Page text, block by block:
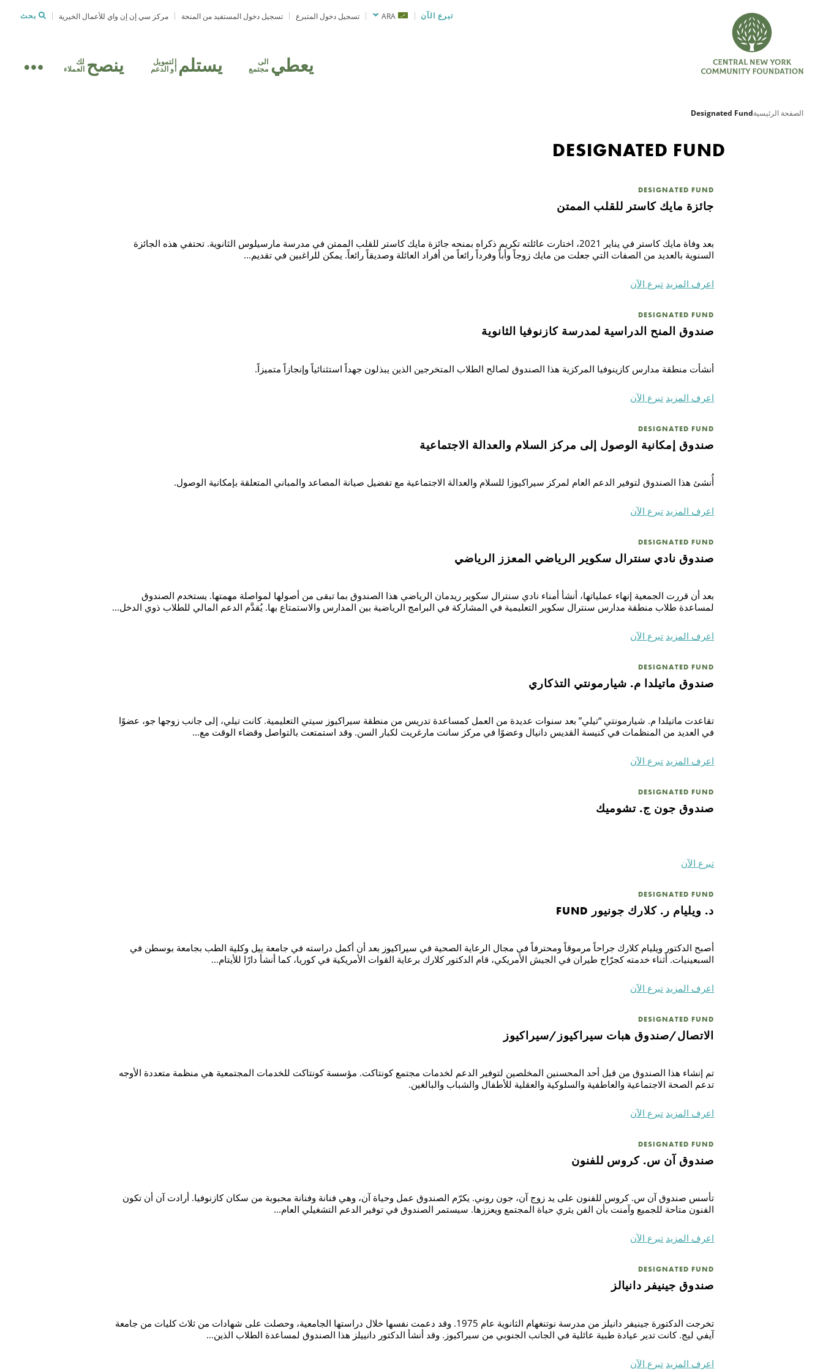
تبرع الآن ARA تسجيل دخول المتبرع تسجيل دخول المستفيد من المنحة مركز سي إن إن واي للأعمال الخيرية بحث
يعطي الى
مجتمع يستلم التمويل
أو الدعم ينصح لك
العملاء
الصفحة الرئيسيةDesignated Fund
DESIGNATED FUND
DESIGNATED FUND
جائزة مايك كاستر للقلب الممتن
بعد وفاة مايك كاستر في يناير 2021، اختارت عائلته تكريم ذكراه بمنحه جائزة مايك كاستر للقلب الممتن في مدرسة مارسيلوس الثانوية. تحتفي هذه الجائزة
السنوية بالعديد من الصفات التي جعلت من مايك زوجاً وأباً وفرداً رائعاً من أفراد العائلة وصديقاً رائعاً. يمكن للراغبين في تقديم...
اعرف المزيد تبرع الآن
DESIGNATED FUND
صندوق المنح الدراسية لمدرسة كازنوفيا الثانوية
أنشأت منطقة مدارس كازينوفيا المركزية هذا الصندوق لصالح الطلاب المتخرجين الذين يبذلون جهداً استثنائياً وإنجازاً متميزاً.
اعرف المزيد تبرع الآن
DESIGNATED FUND
صندوق إمكانية الوصول إلى مركز السلام والعدالة الاجتماعية
أُنشئ هذا الصندوق لتوفير الدعم العام لمركز سيراكيوزا للسلام والعدالة الاجتماعية مع تفضيل صيانة المصاعد والمباني المتعلقة بإمكانية الوصول.
اعرف المزيد تبرع الآن
DESIGNATED FUND
صندوق نادي سنترال سكوير الرياضي المعزز الرياضي
بعد أن قررت الجمعية إنهاء عملياتها، أنشأ أمناء نادي سنترال سكوير ريدمان الرياضي هذا الصندوق بما تبقى من أصولها لمواصلة مهمتها. يستخدم الصندوق
لمساعدة طلاب منطقة مدارس سنترال سكوير التعليمية في المشاركة في البرامج الرياضية بين المدارس والاستمتاع بها. يُقدَّم الدعم المالي للطلاب ذوي الدخل...
اعرف المزيد تبرع الآن
DESIGNATED FUND
صندوق ماتيلدا م. شيارمونتي التذكاري
تقاعدت ماتيلدا م. شيارمونتي “تيلي” بعد سنوات عديدة من العمل كمساعدة تدريس من منطقة سيراكيوز سيتي التعليمية. كانت تيلي، إلى جانب زوجها جو، عضوًا
في العديد من المنظمات في كنيسة القديس دانيال وعضوًا في مركز سانت مارغريت لكبار السن. وقد استمتعت بالتواصل وقضاء الوقت مع...
اعرف المزيد تبرع الآن
DESIGNATED FUND
صندوق جون ج. تشوميك
تبرع الآن
DESIGNATED FUND
د. ويليام ر. كلارك جونيور FUND
أصبح الدكتور ويليام كلارك جراحاً مرموقاً ومحترفاً في مجال الرعاية الصحية في سيراكيوز بعد أن أكمل دراسته في جامعة ييل وكلية الطب بجامعة بوسطن في
السبعينيات. أثناء خدمته كجرّاح طيران في الجيش الأمريكي، قام الدكتور كلارك برعاية القوات الأمريكية في كوريا، كما أنشأ دارًا للأيتام...
اعرف المزيد تبرع الآن
DESIGNATED FUND
الاتصال/صندوق هبات سيراكيوز/سيراكيوز
تم إنشاء هذا الصندوق من قبل أحد المحسنين المخلصين لتوفير الدعم لخدمات مجتمع كونتاكت. مؤسسة كونتاكت للخدمات المجتمعية هي منظمة متعددة الأوجه
تدعم الصحة الاجتماعية والعاطفية والسلوكية والعقلية للأطفال والشباب والبالغين.
اعرف المزيد تبرع الآن
DESIGNATED FUND
صندوق آن س. كروس للفنون
تأسس صندوق آن س. كروس للفنون على يد زوج آن، جون روني. يكرّم الصندوق عمل وحياة آن، وهي فنانة وفنانة محبوبة من سكان كازنوفيا. أرادت آن أن تكون
الفنون متاحة للجميع وآمنت بأن الفن يثري حياة المجتمع ويعززها. سيستمر الصندوق في توفير الدعم التشغيلي العام...
اعرف المزيد تبرع الآن
DESIGNATED FUND
صندوق جينيفر دانيالز
تخرجت الدكتورة جينيفر دانيلز من مدرسة نوتنغهام الثانوية عام 1975. وقد دعمت نفسها خلال دراستها الجامعية، وحصلت على شهادات من ثلاث كليات من جامعة
آيفي ليج. كانت تدير عيادة طبية عائلية في الجانب الجنوبي من سيراكيوز. وقد أنشأ الدكتور دانييلز هذا الصندوق لمساعدة الطلاب الذين...
اعرف المزيد تبرع الآن
بحث